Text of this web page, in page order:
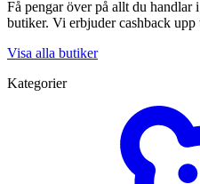
Få pengar över på allt du handlar
butiker. Vi erbjuder cashback
Visa alla butiker
Kategorier